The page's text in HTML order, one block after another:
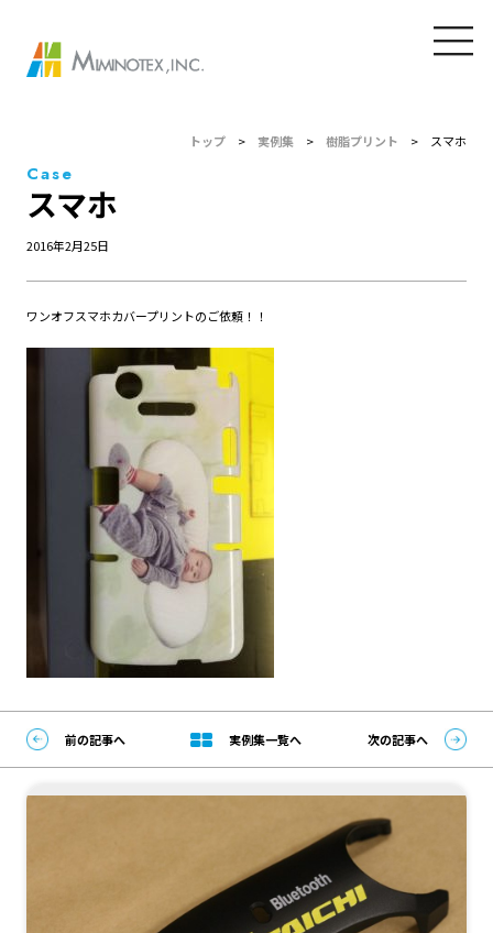
トップ > 実例集 >樹脂プリント > スマホ
Case
スマホ
2016年2月25日
ワンオフスマホカバープリントのご依頼！！
前の記事へ 実例集一覧へ 次の記事へ